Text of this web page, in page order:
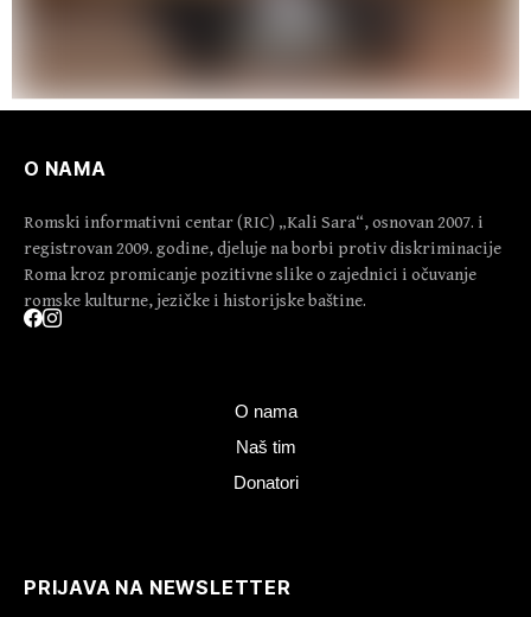
O NAMA
Romski informativni centar (RIC) „Kali Sara“, osnovan 2007. i
registrovan 2009. godine, djeluje na borbi protiv diskriminacije
Roma kroz promicanje pozitivne slike o zajednici i očuvanje
romske kulturne, jezičke i historijske baštine.
O nama
Naš tim
Donatori
PRIJAVA NA NEWSLETTER